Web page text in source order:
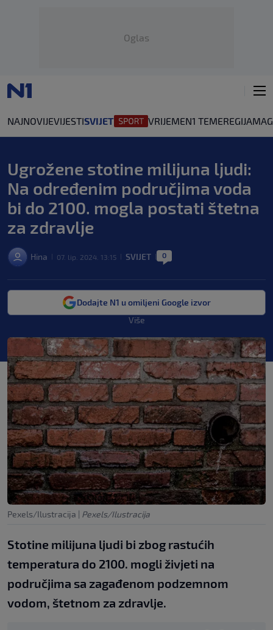
Oglas
NAJNOVIJEVIJESTISVIJET VRIJEMEN1 TEMEREGIJA
Ugrožene stotine milijuna ljudi:
Na određenim područjima voda
bi do 2100. mogla postati štetna
za zdravlje
Hina 07. lip. 2024. 13:15 SVIJET 0
Dodajte N1 u omiljeni Google izvor
Više
Pexels/Ilustracija | Pexels/Ilustracija
Stotine milijuna ljudi bi zbog rastućih
temperatura do 2100. mogli živjeti na
područjima sa zagađenom podzemnom
vodom, štetnom za zdravlje.